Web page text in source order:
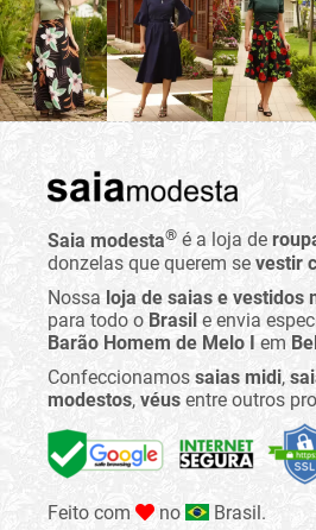
Saia modesta® é a loja de
donzelas que querem se vestir
Nossa loja de saias e vestidos
para todo o Brasil e envia
Barão Homem de Melo I em
Confeccionamos saias midi,
modestos, véus entre outros
Feito com no
Brasil.